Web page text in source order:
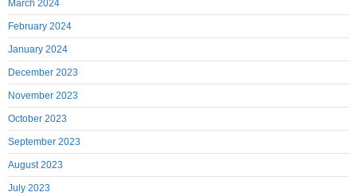
March 2024
February 2024
January 2024
December 2023
November 2023
October 2023
September 2023
August 2023
July 2023